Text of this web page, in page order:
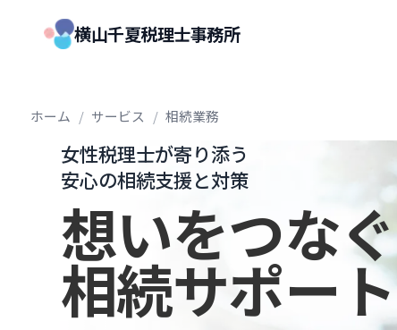
横山千夏税理士事務所
ホーム / サービス / 相続業務
女性税理士が寄り添う
安心の相続支援と対策
想いをつなぐ
相続サポート